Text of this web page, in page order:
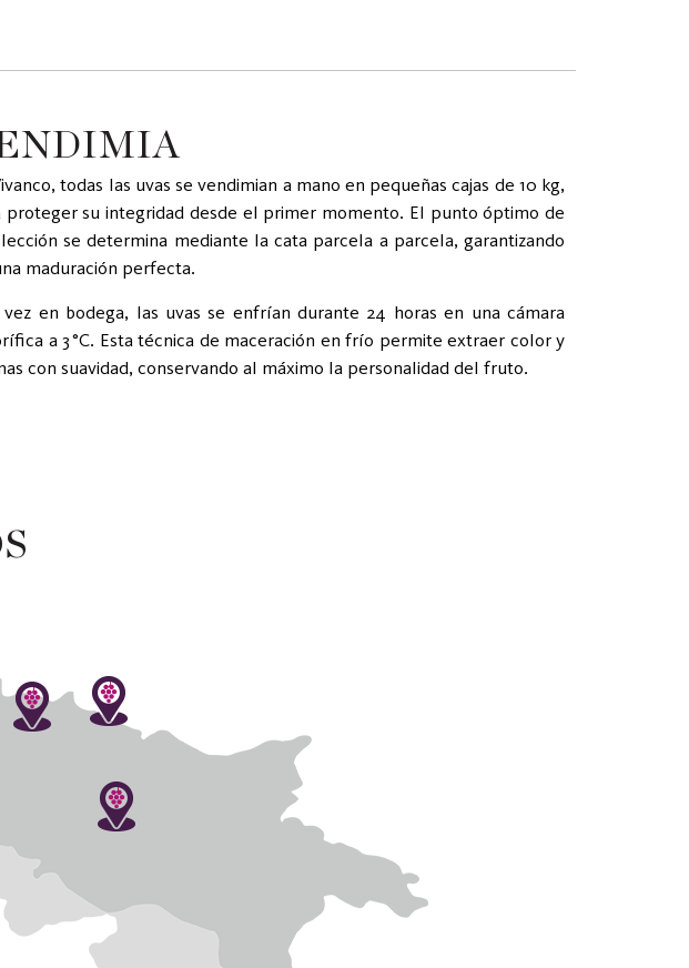
todas las uvas se vendimian a mano en pequeñas cajas de 10 kg,
proteger su integridad desde el primer momento. El punto óptimo de
se determina mediante la cata parcela a parcela, garantizando
maduración perfecta.
vez en bodega, las uvas se enfrían durante 24 horas en una cámara
a 3 °C. Esta técnica de maceración en frío permite extraer color y
con suavidad, conservando al máximo la personalidad del fruto.